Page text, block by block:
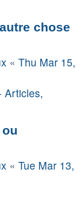
chose
« Thu Mar 15,
Articles,
« Tue Mar 13,